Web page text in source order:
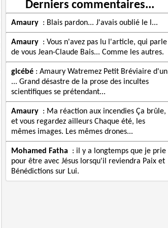
Derniers commentaires...
Amaury : Blais pardon... J'avais oublié le l...
Amaury : Vous n'avez pas lu l'article, qui parle
de vous Jean-Claude Bais... Comme les autres.
gicébé: Amaury Watremez Petit Bréviaire d'un
... Grand désastre de la prose des incultes
scientifiques se prétendant...
Amaury : Ma réaction aux incendies Ça brûle,
et vous regardez ailleurs Chaque été, les
mêmes images. Les mêmes drones...
Mohamed Fatha : il y a longtemps que je prie
pour être avec Jésus lorsqu'il reviendra Paix et
Bénédictions sur Lui.